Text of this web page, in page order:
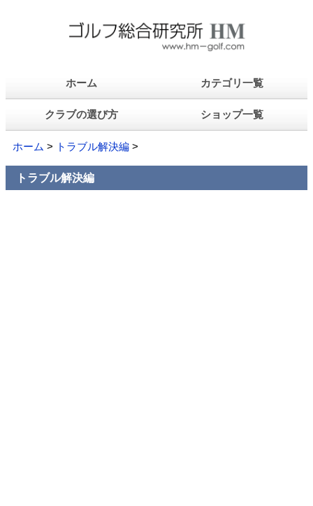
ホーム カテゴリ一覧
クラブの選び方 ショップ一覧
ホーム > トラブル解決編 >
トラブル解決編